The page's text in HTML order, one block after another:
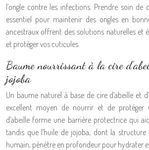
l’ongle contre les infections. Prendre soin de
essentiel pour maintenir des ongles en
ancestraux offrent des solutions naturelles et
et protéger vos cuticules.
Baume nourrissant à la cire
jojoba
Un baume naturel à base de cire d’abeille et
excellent moyen de nourrir et de protéger
d’abeille forme une barrière protectrice qui
tandis que l’huile de jojoba, dont la
humain, pénètre en profondeur pour hydrater